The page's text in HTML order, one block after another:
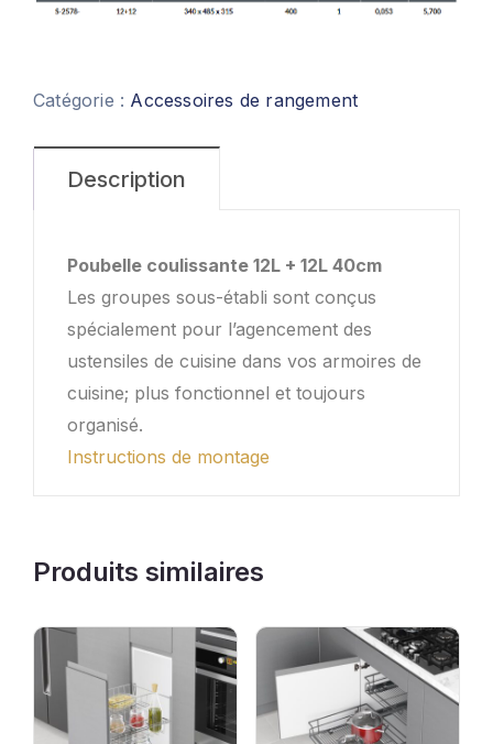
Catégorie : Accessoires de rangement
Description
Poubelle coulissante 12L + 12L 40cm
Les groupes sous-établi sont conçus
spécialement pour l’agencement des
ustensiles de cuisine dans vos armoires de
cuisine; plus fonctionnel et toujours
organisé.
Instructions de montage
Produits similaires